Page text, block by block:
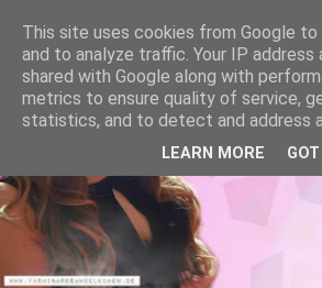
This site uses cookies from Google
and to analyze traffic. Your IP address
shared with Google along with
metrics to ensure quality of service,
statistics, and to detect and address
LEARN MORE